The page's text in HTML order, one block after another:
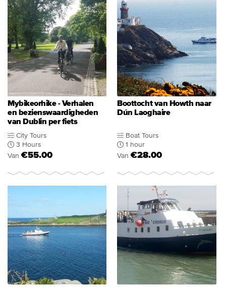
Mybikeorhike - Verhalen
en bezienswaardigheden
van Dublin per fiets
City Tours
3 Hours
Van €55.00
Boottocht van Howth naar
Dún Laoghaire
Boat Tours
1 hour
Van €28.00